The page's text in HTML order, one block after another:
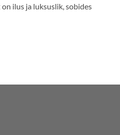
ilus ja luksuslik, sobides